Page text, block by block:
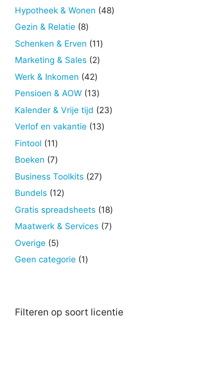
producten
Hypotheek & Wonen 4848
Gezin & Relatie 88
producten
Schenken & Erven 1111
Marketing & Sales 22
Werk & Inkomen 4242
producten
Pensioen & AOW 1313
producten
Kalender & Vrije tijd 2323
Verlof en vakantie 1313
Fintool 1111
producten
Boeken 77
producten
Business Toolkits 2727
Bundels 1212
producten
Gratis spreadsheets 1818
producten
Maatwerk & Services 77
Overige 55
producten
Geen categorie 11
Filteren op soort licentie